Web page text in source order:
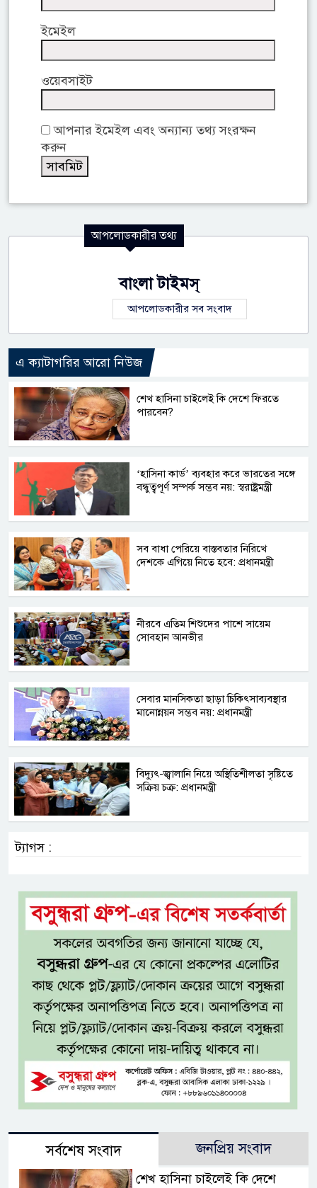
ইমেইল
ওয়েবসাইট
আপনার ইমেইল এবং অন্যান্য তথ্য সংরক্ষন
করুন
আপলোডকারীর তথ্য
বাংলা টাইমস্
আপলোডকারীর সব সংবাদ
এ ক্যাটাগরির আরো নিউজ
শেখ হাসিনা চাইলেই কি দেশে ফিরতে
পারবেন?
‘হাসিনা কার্ড’ ব্যবহার করে ভারতের সঙ্গে
বন্ধুত্বপূর্ণ সম্পর্ক সম্ভব নয়: স্বরাষ্ট্রমন্ত্রী
সব বাধা পেরিয়ে বাস্তবতার নিরিখে
দেশকে এগিয়ে নিতে হবে: প্রধানমন্ত্রী
নীরবে এতিম শিশুদের পাশে সায়েম
সোবহান আনভীর
সেবার মানসিকতা ছাড়া চিকিৎসাব্যবস্থার
মানোন্নয়ন সম্ভব নয়: প্রধানমন্ত্রী
বিদ্যুৎ-জ্বালানি নিয়ে অস্থিতিশীলতা সৃষ্টিতে
সক্রিয় চক্র: প্রধানমন্ত্রী
ট্যাগস :
সর্বশেষ সংবাদ জনপ্রিয় সংবাদ
শেখ হাসিনা চাইলেই কি দেশে